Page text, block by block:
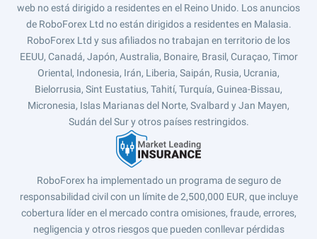
web no está dirigido a residentes en el Reino Unido. Los anuncios
de RoboForex Ltd no están dirigidos a residentes en Malasia.
RoboForex Ltd y sus afiliados no trabajan en territorio de los
EEUU, Canadá, Japón, Australia, Bonaire, Brasil, Curaçao, Timor
Oriental, Indonesia, Irán, Liberia, Saipán, Rusia, Ucrania,
Bielorrusia, Sint Eustatius, Tahití, Turquía, Guinea-Bissau,
Micronesia, Islas Marianas del Norte, Svalbard y Jan Mayen,
Sudán del Sur y otros países restringidos.
RoboForex ha implementado un programa de seguro de
responsabilidad civil con un límite de 2,500,000 EUR, que incluye
cobertura líder en el mercado contra omisiones, fraude, errores,
negligencia y otros riesgos que pueden conllevar pérdidas